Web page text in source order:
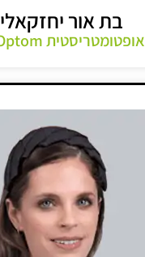
בת אור יחזקאלי
אופטומטריסטית M.Optom